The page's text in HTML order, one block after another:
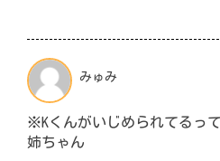
みゅみ
※Kくんがいじめられてるっ
姉ちゃん